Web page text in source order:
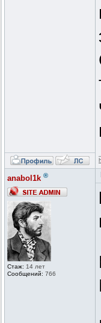
anabol1k ®
Стаж: 14 лет
Сообщений: 766